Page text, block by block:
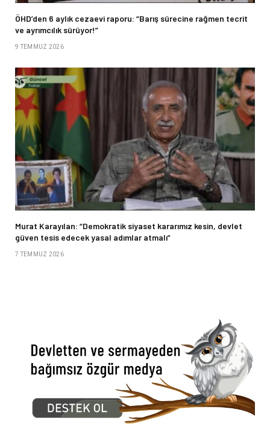
ÖHD’den 6 aylık cezaevi raporu: “Barış sürecine rağmen tecrit
ve ayrımcılık sürüyor!”
9 TEMMUZ 2026
Murat Karayılan: “Demokratik siyaset kararımız kesin, devlet
güven tesis edecek yasal adımlar atmalı”
7 TEMMUZ 2026